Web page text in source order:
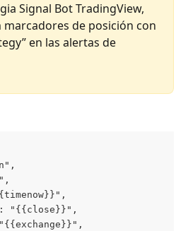
Signal Bot TradingView,
marcadores de posición con
en las alertas de
"{{close}}",